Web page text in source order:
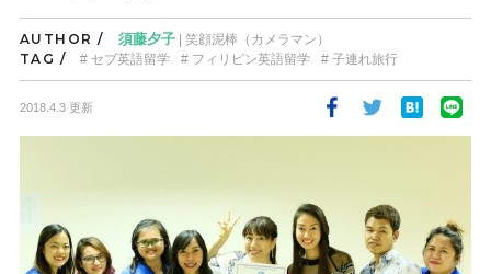
AUTHOR / 須藤夕子| 笑顔泥棒（カメラマン）
TAG / セブ英語留学 フィリピン英語留学 子連れ旅行
2018.4.3 更新